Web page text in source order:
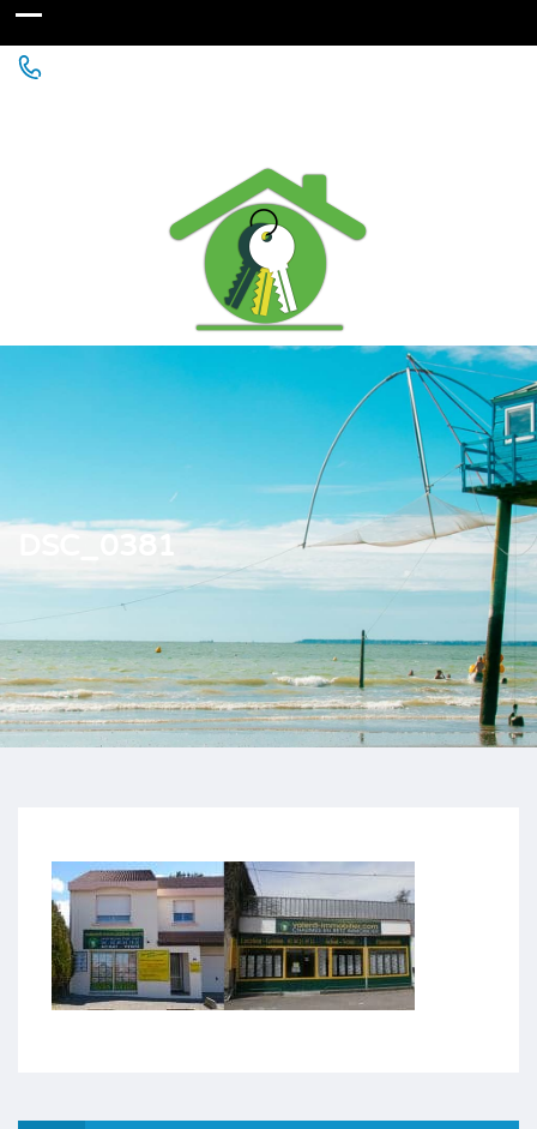
DSC_0381